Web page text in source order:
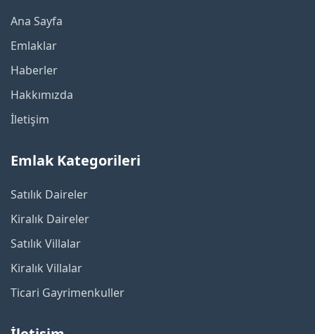
Ana Sayfa
Emlaklar
Haberler
Hakkımızda
İletişim
Emlak Kategorileri
Satılık Daireler
Kiralık Daireler
Satılık Villalar
Kiralık Villalar
Ticari Gayrimenkuller